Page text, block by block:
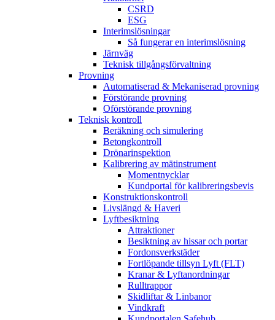
CSRD
ESG
Interimslösningar
Så fungerar en interimslösning
Järnväg
Teknisk tillgångsförvaltning
Provning
Automatiserad & Mekaniserad provning
Förstörande provning
Oförstörande provning
Teknisk kontroll
Beräkning och simulering
Betongkontroll
Drönarinspektion
Kalibrering av mätinstrument
Momentnycklar
Kundportal för kalibreringsbevis
Konstruktionskontroll
Livslängd & Haveri
Lyftbesiktning
Attraktioner
Besiktning av hissar och portar
Fordonsverkstäder
Fortlöpande tillsyn Lyft (FLT)
Kranar & Lyftanordningar
Rulltrappor
Skidliftar & Linbanor
Vindkraft